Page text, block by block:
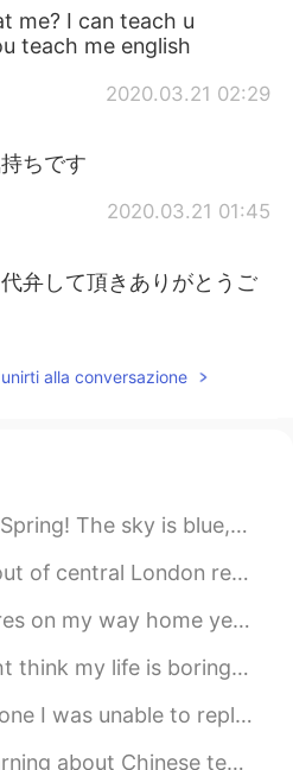
me? I can teach u
teach me english
2020.03.21 02:29
ちです
2020.03.21 01:45
弁して頂きありがとうご
alla conversazione
flowers are out. But what is an Indian temple ...
because of bad weather and a covid. But I’ve b...
after work , the weather was beautifully exquisite...
really don’t go out. I don’t drink. I don’t like pla...
and soon my exam's will be start but some times I...
and I love it. The more I learn the more I r...